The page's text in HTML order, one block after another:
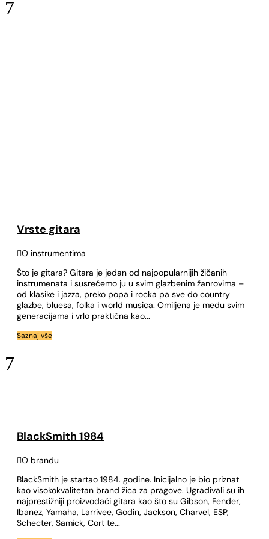
7
Vrste gitara
O instrumentima
Što je gitara? Gitara je jedan od najpopularnijih žičanih
instrumenata i susrećemo ju u svim glazbenim žanrovima –
od klasike i jazza, preko popa i rocka pa sve do country
glazbe, bluesa, folka i world musica. Omiljena je među svim
generacijama i vrlo praktična kao...
Saznaj vše
7
BlackSmith 1984
O brandu
BlackSmith je startao 1984. godine. Inicijalno je bio priznat
kao visokokvalitetan brand žica za pragove. Ugrađivali su ih
najprestižniji proizvođači gitara kao što su Gibson, Fender,
Ibanez, Yamaha, Larrivee, Godin, Jackson, Charvel, ESP,
Schecter, Samick, Cort te...